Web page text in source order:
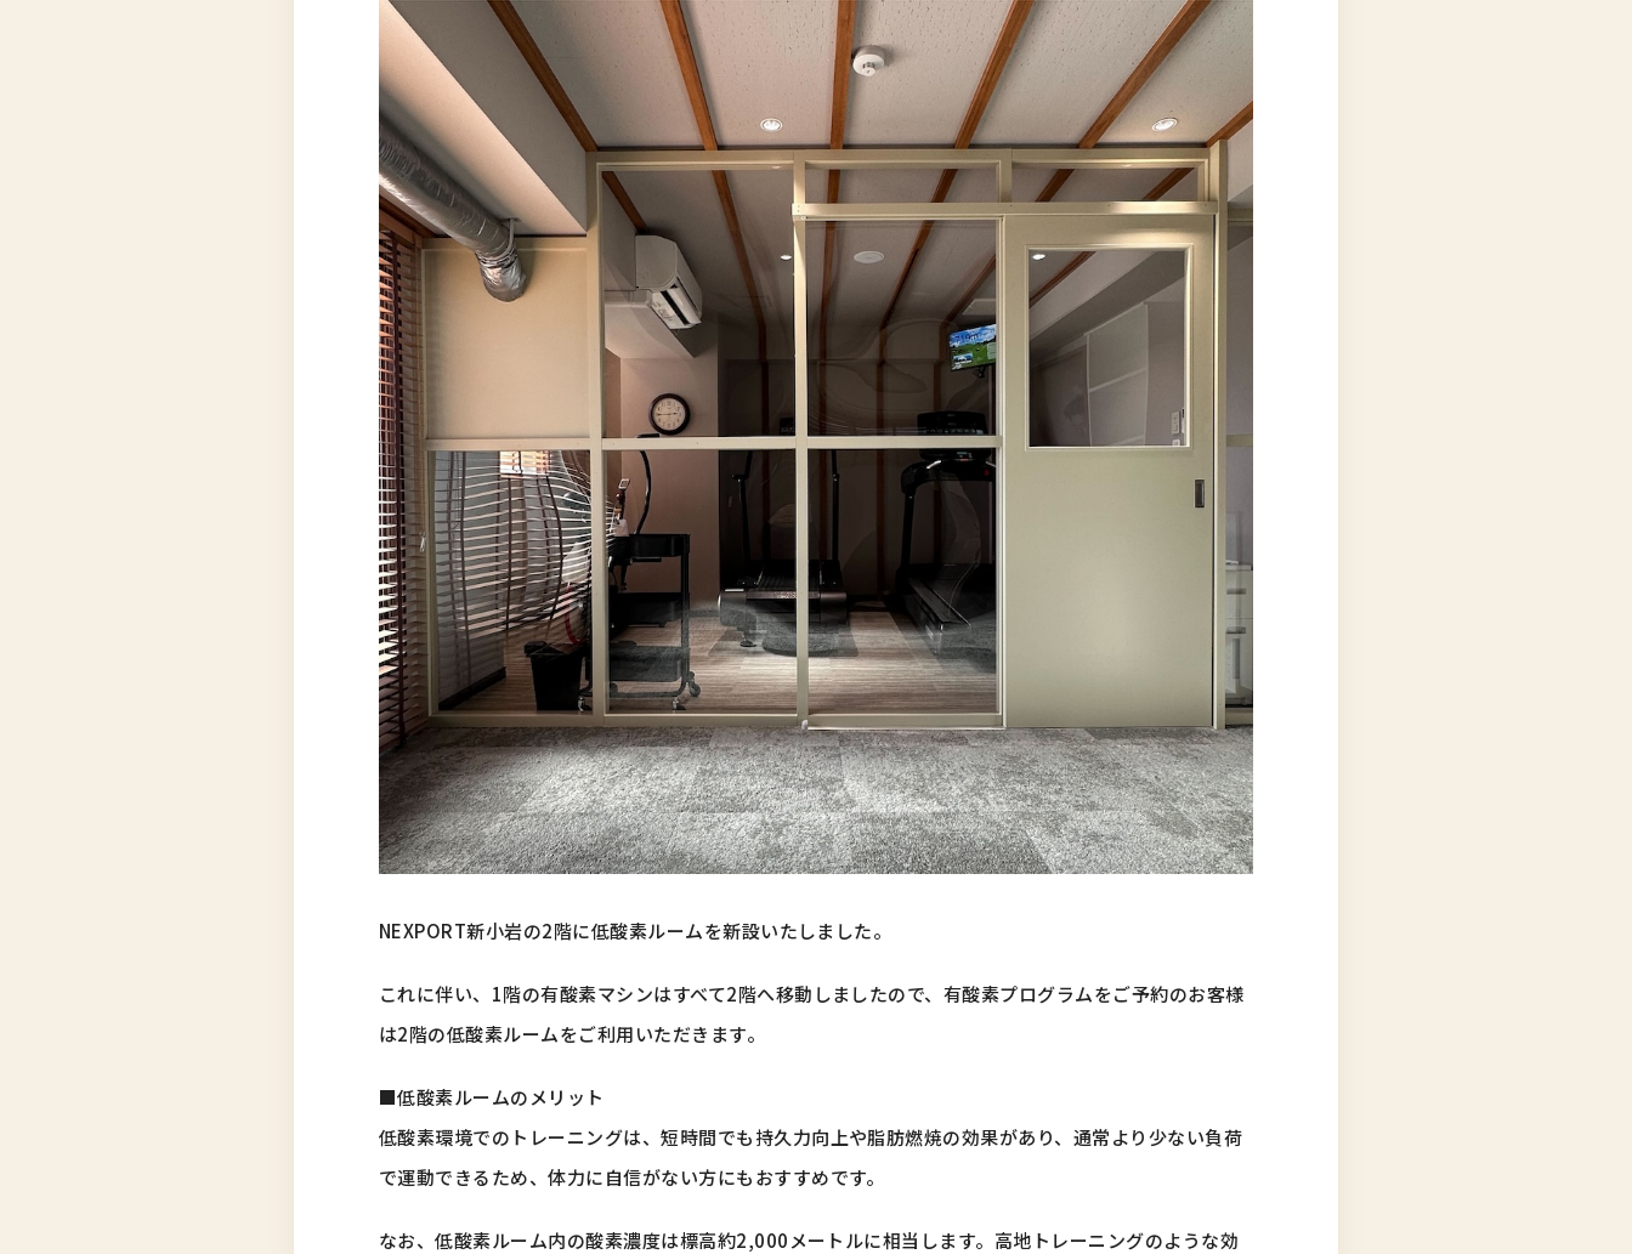
NEXPORT新小岩の2階に低酸素ルームを新設いたしました。
これに伴い、1階の有酸素マシンはすべて2階へ移動しましたので、有酸素プログラムをご予約のお客様
は2階の低酸素ルームをご利用いただきます。
■低酸素ルームのメリット
低酸素環境でのトレーニングは、短時間でも持久力向上や脂肪燃焼の効果があり、通常より少ない負荷
で運動できるため、体力に自信がない方にもおすすめです。
なお、低酸素ルーム内の酸素濃度は標高約2,000メートルに相当します。高地トレーニングのような効